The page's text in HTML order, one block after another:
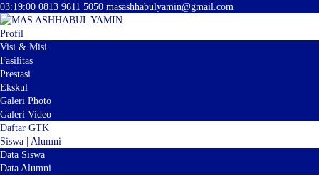
03:19:01 0813 9611 5050 masashhabulyamin@gmail.com
Profil
Visi & Misi
Fasilitas
Prestasi
Ekskul
Galeri Photo
Galeri Video
Daftar GTK
Siswa | Alumni
Data Siswa
Data Alumni